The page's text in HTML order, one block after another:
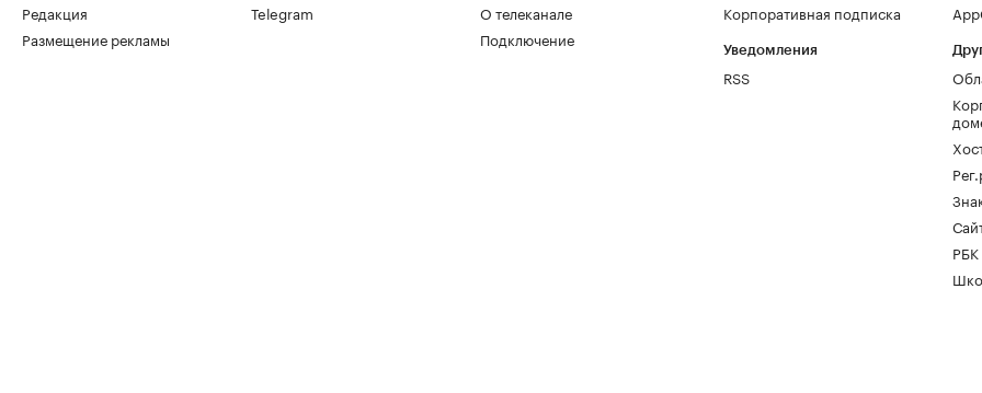
Редакция
Размещение рекламы
Telegram
О телеканале
Подключение
Корпоративная подписка
Уведомления
RSS